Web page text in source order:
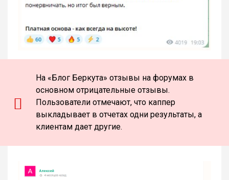
На «Блог Беркута» отзывы на форумах в
основном отрицательные отзывы.
Пользователи отмечают, что каппер
выкладывает в отчетах одни результаты, а
клиентам дает другие.